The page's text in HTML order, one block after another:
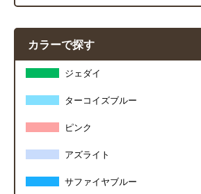
カラーで探す
ジェダイ
ターコイズブルー
ピンク
アズライト
サファイヤブルー